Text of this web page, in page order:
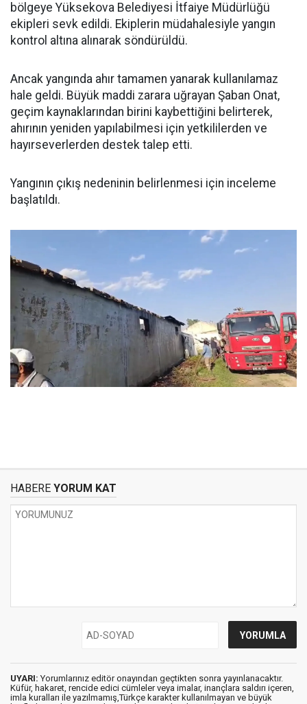
bölgeye Yüksekova Belediyesi İtfaiye Müdürlüğü
ekipleri sevk edildi. Ekiplerin müdahalesiyle yangın
kontrol altına alınarak söndürüldü.
Ancak yangında ahır tamamen yanarak kullanılamaz
hale geldi. Büyük maddi zarara uğrayan Şaban Onat,
geçim kaynaklarından birini kaybettiğini belirterek,
ahırının yeniden yapılabilmesi için yetkililerden ve
hayırseverlerden destek talep etti.
Yangının çıkış nedeninin belirlenmesi için inceleme
başlatıldı.
HABERE YORUM KAT
UYARI: Yorumlarınız editör onayından geçtikten sonra yayınlanacaktır.
Küfür, hakaret, rencide edici cümleler veya imalar, inançlara saldırı içeren,
imla kuralları ile yazılmamış,Türkçe karakter kullanılmayan ve büyük